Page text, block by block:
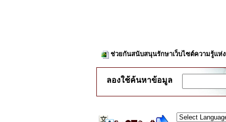
ช่วยกันสนับสนุนรักษาเว็บไซต์ความรู้แห่
ลองใช้ค้นหาข้อมูล